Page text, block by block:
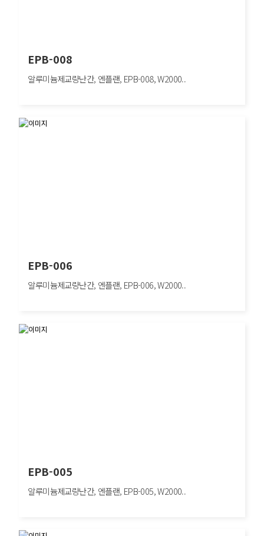
EPB-008
알루미늄제교량난간, 엔플랜, EPB-008, W2000..
알루미늄제교량난간, 엔플랜, EPB-008, W2000×H640mm, 보행자방호/도심구간
EPB-006
알루미늄제교량난간, 엔플랜, EPB-006, W2000..
알루미늄제교량난간, 엔플랜, EPB-006, W2000×H800mm, 보행자방호/도심구간
EPB-005
알루미늄제교량난간, 엔플랜, EPB-005, W2000..
알루미늄제교량난간, 엔플랜, EPB-005, W2000×H600mm, 보행자방호/도심구간